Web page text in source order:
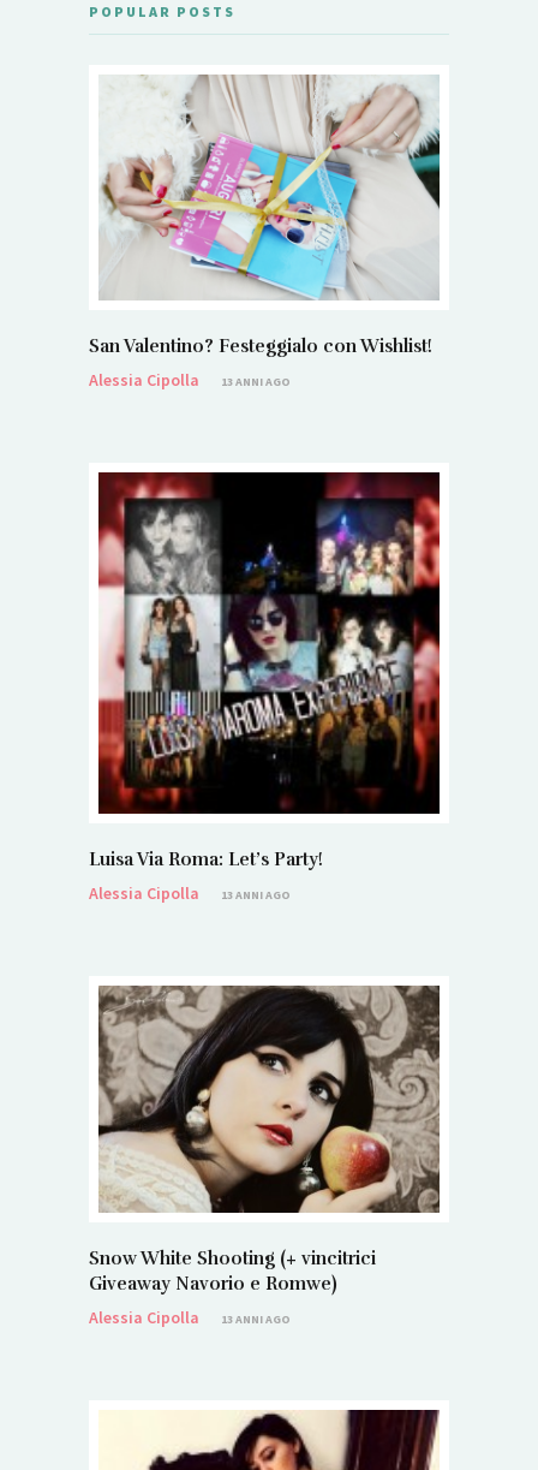
POPULAR POSTS
San Valentino? Festeggialo con Wishlist!
Alessia Cipolla
13 ANNI AGO
Luisa Via Roma: Let’s Party!
Alessia Cipolla
13 ANNI AGO
Snow White Shooting (+ vincitrici
Giveaway Navorio e Romwe)
Alessia Cipolla
13 ANNI AGO